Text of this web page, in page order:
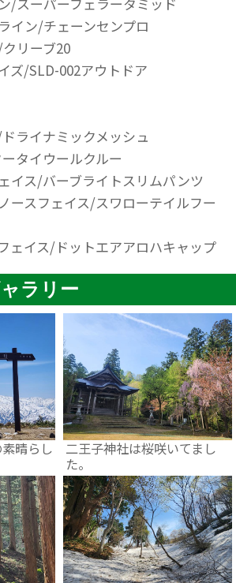
イン/チェーンセンプロ
リーブ20
ズ/SLD-002アウトドア
ライナミックメッシュ
タイウールクルー
イス/バーブライトスリムパンツ
ースフェイス/スワローテイルフー
ェイス/ドットエアアロハキャップ
ラリー
晴らし
二王子神社は桜咲いてまし
た。